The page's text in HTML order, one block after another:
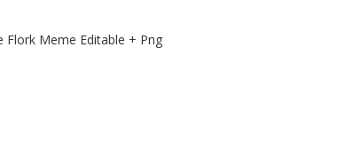
Flork Meme Editable + Png